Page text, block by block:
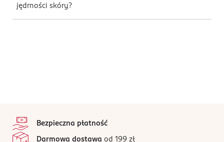
jędrności skóry?
Bezpieczna płatność
Darmowa dostawa od 199 zł